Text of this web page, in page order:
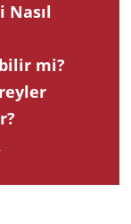
Nasıl
mi?